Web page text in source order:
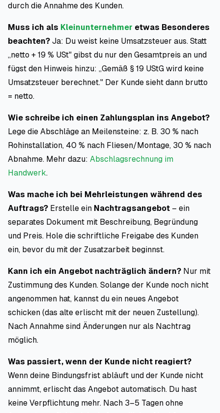
durch die Annahme des Kunden.
Muss ich als Kleinunternehmer etwas Besonderes
beachten? Ja: Du weist keine Umsatzsteuer aus. Statt
„netto + 19 % USt" gibst du nur den Gesamtpreis an und
fügst den Hinweis hinzu: „Gemäß § 19 UStG wird keine
Umsatzsteuer berechnet." Der Kunde sieht dann brutto
= netto.
Wie schreibe ich einen Zahlungsplan ins Angebot?
Lege die Abschläge an Meilensteine: z. B. 30 % nach
Rohinstallation, 40 % nach Fliesen/Montage, 30 % nach
Abnahme. Mehr dazu: Abschlagsrechnung im
Handwerk.
Was mache ich bei Mehrleistungen während des
Auftrags? Erstelle ein Nachtragsangebot – ein
separates Dokument mit Beschreibung, Begründung
und Preis. Hole die schriftliche Freigabe des Kunden
ein, bevor du mit der Zusatzarbeit beginnst.
Kann ich ein Angebot nachträglich ändern? Nur mit
Zustimmung des Kunden. Solange der Kunde noch nicht
angenommen hat, kannst du ein neues Angebot
schicken (das alte erlischt mit der neuen Zustellung).
Nach Annahme sind Änderungen nur als Nachtrag
möglich.
Was passiert, wenn der Kunde nicht reagiert?
Wenn deine Bindungsfrist abläuft und der Kunde nicht
annimmt, erlischt das Angebot automatisch. Du hast
keine Verpflichtung mehr. Nach 3–5 Tagen ohne